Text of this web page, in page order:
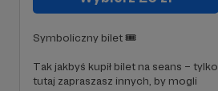
Symboliczny bilet 🎟️
Tak jakbyś kupił bilet na seans – tylko
tutaj zapraszasz innych, by mogli